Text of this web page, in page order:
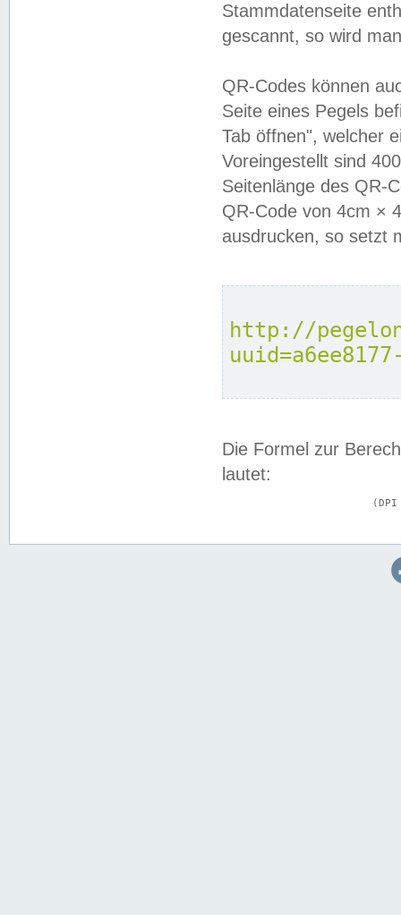
Stammdatenseite
gescannt, so wird
QR-Codes können
Seite eines Pegels
Tab öffnen", welcher
Voreingestellt sind
Seitenlänge des QR-
QR-Code von 4cm ×
ausdrucken, so setzt
http://
Die Formel zur
lautet: